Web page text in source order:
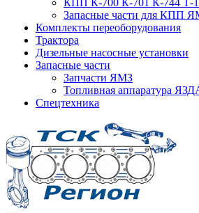
КПП К-700 К-701 К-744 Т-
Запасные части для КПП
Комплекты переоборудования
Трактора
Дизельные насосные установки
Запасные части
Запчасти ЯМЗ
Топливная аппаратура
Спецтехника